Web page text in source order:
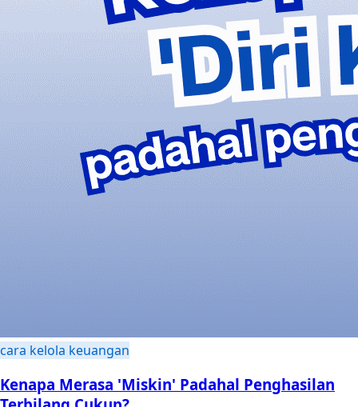
cara kelola keuangan
Kenapa Merasa 'Miskin' Padahal Penghasilan